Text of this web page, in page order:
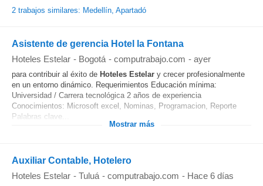
2 trabajos similares: Medellín, Apartadó
Asistente de gerencia Hotel la Fontana
Hoteles Estelar - Bogotá - computrabajo.com - ayer
para contribuir al éxito de Hoteles Estelar y crecer profesionalmente
en un entorno dinámico. Requerimientos Educación mínima:
Universidad / Carrera tecnológica 2 años de experiencia
Conocimientos: Microsoft excel, Nominas, Programacion, Reporte
Palabras clave...
Mostrar más
Auxiliar Contable, Hotelero
Hoteles Estelar - Tuluá - computrabajo.com - Hace 6 días